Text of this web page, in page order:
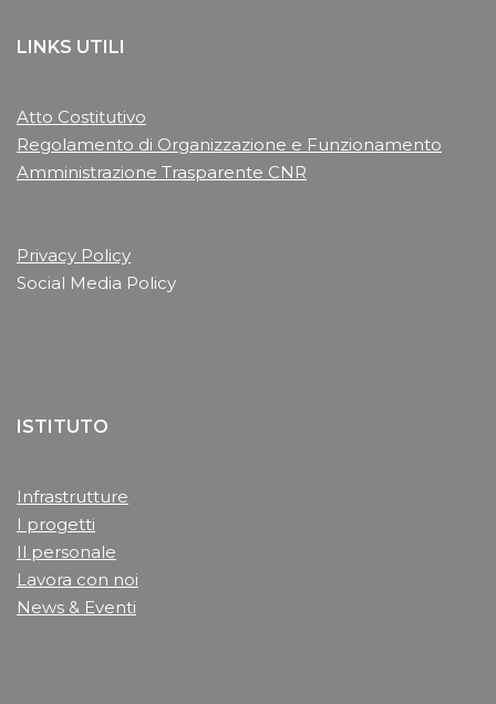
LINKS UTILI
Atto Costitutivo
Regolamento di Organizzazione e Funzionamento
Amministrazione Trasparente CNR
Privacy Policy
Social Media Policy
ISTITUTO
Infrastrutture
I progetti
Il personale
Lavora con noi
News & Eventi